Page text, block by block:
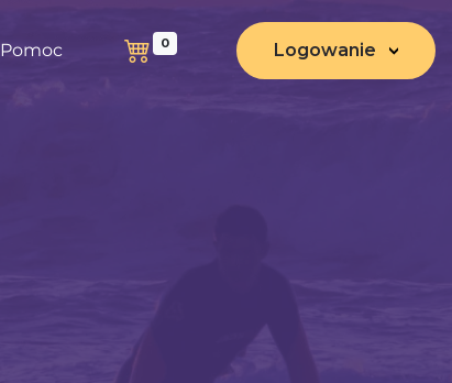
Pomoc 0 Logowanie